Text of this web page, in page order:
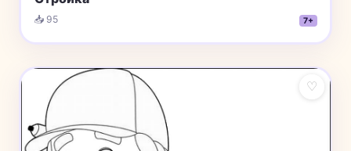
📥 95 7+
♡